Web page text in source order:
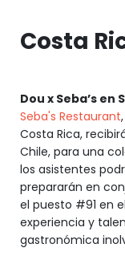
Costa
Dou x Seba’s en
Seba's Restaurant
Costa Rica,
Chile, para una
los asistentes
prepararán en
el puesto #91 en
experiencia y
gastronómica